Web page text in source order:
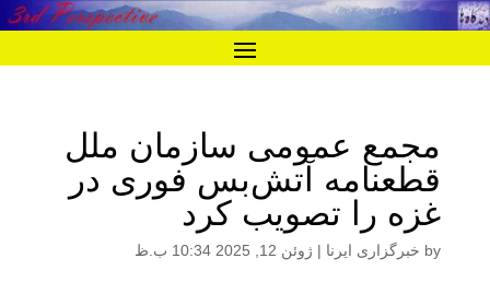
مجمع عمومی سازمان ملل
قطعنامه آتش‌‎بس فوری در
غزه را تصویب کرد
by خبرگزاری ایرنا | ژوئن 12, 2025 10:34 ب.ظ